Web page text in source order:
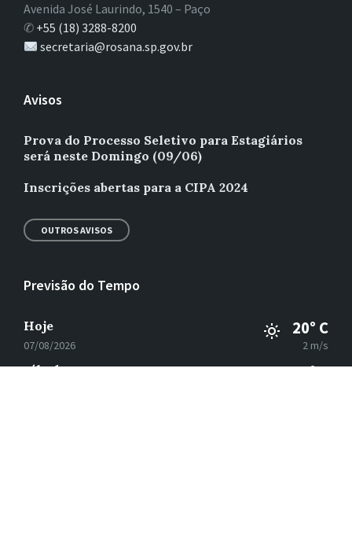
Avenida José Laurindo, 1540 – Paço
✆ +55 (18) 3288-8200
secretaria@rosana.sp.gov.br
Avisos
Prova do Processo Seletivo para Estagiários
será neste Domingo (09/06)
Inscrições abertas para a CIPA 2024
OUTROS AVISOS
Previsão do Tempo
Hoje
07/08/2026
20° C
2 m/s
sábado 37° C